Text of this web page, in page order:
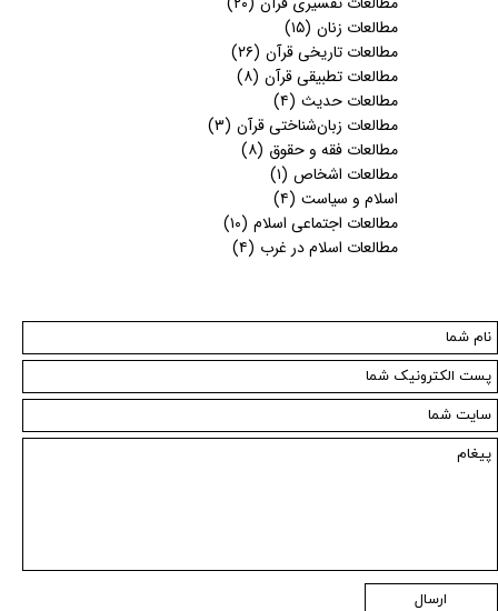
ارسال
مطالعات زنان (۱۵)
مطالعات تاریخی قرآن (۲۶)
مطالعات تطبیقی قرآن (۸)
مطالعات حدیث (۴)
مطالعات زبان‌شناختی قرآن (۳)
مطالعات فقه و حقوق (۸)
مطالعات اشخاص (۱)
اسلام و سیاست (۴)
مطالعات اجتماعی اسلام (۱۰)
مطالعات اسلام در غرب (۴)